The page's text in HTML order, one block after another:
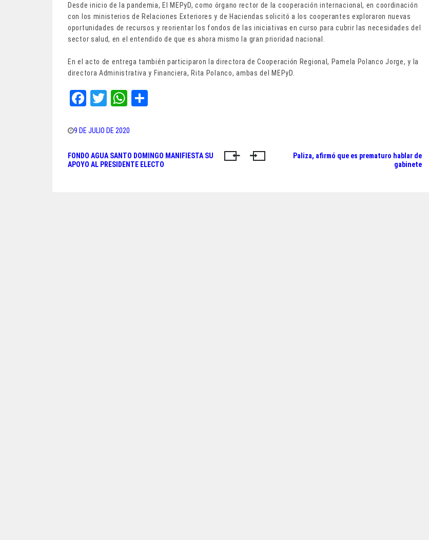
Desde inicio de la pandemia, El MEPyD, como órgano rector de la cooperación internacional, en coordinación
con los ministerios de Relaciones Exteriores y de Haciendas solicitó a los cooperantes exploraron nuevas
oportunidades de recursos y reorientar los fondos de las iniciativas en curso para cubrir las necesidades del
sector salud, en el entendido de que es ahora mismo la gran prioridad nacional.
En el acto de entrega también participaron la directora de Cooperación Regional, Pamela Polanco Jorge, y la
directora Administrativa y Financiera, Rita Polanco, ambas del MEPyD.
Fa
bo
ok
T
tt
er
W
ts
A
pp
9 DE JULIO DE 2020
Navegación
FONDO AGUA SANTO DOMINGO MANIFIESTA SU
APOYO AL PRESIDENTE ELECTO
Paliza, afirmó que es prematuro hablar de
gabinete